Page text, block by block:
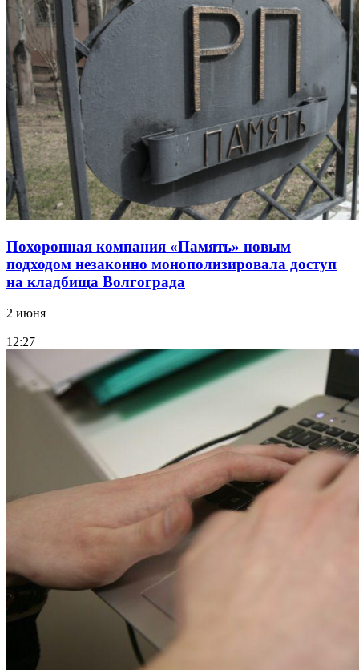
Похоронная компания «Память» новым
подходом незаконно монополизировала доступ
на кладбища Волгограда
2 июня
12:27